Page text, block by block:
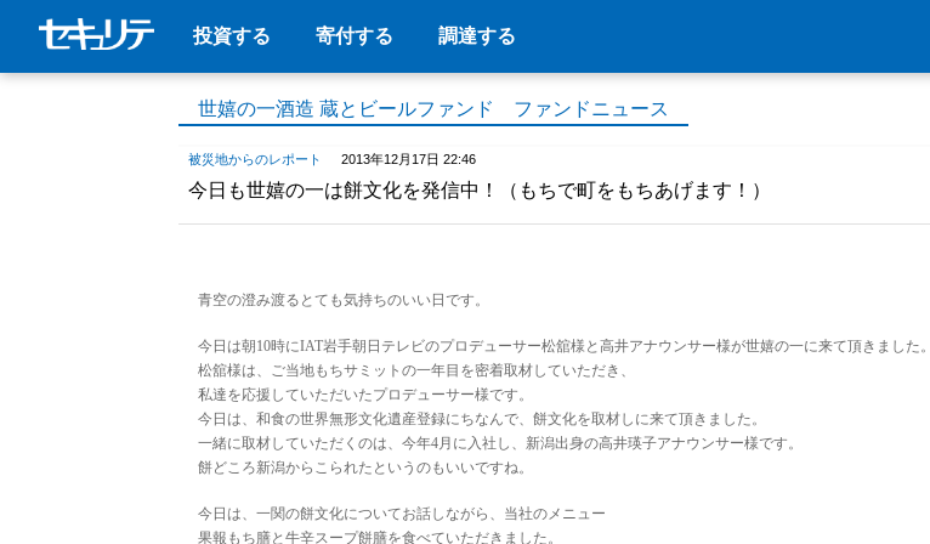
投資する 寄付する 調達する
世嬉の一酒造 蔵とビールファンド ファンドニュース
被災地からのレポート 2013年12月17日 22:46
今日も世嬉の一は餅文化を発信中！（もちで町をもちあげます！）
青空の澄み渡るとても気持ちのいい日です。
今日は朝10時にIAT岩手朝日テレビのプロデューサー松舘様と高井アナウンサー様が世嬉の一に来て頂きました。
松舘様は、ご当地もちサミットの一年目を密着取材していただき、
私達を応援していただいたプロデューサー様です。
今日は、和食の世界無形文化遺産登録にちなんで、餅文化を取材しに来て頂きました。
一緒に取材していただくのは、今年4月に入社し、新潟出身の高井瑛子アナウンサー様です。
餅どころ新潟からこられたというのもいいですね。
今日は、一関の餅文化についてお話しながら、当社のメニュー
果報もち膳と牛辛スープ餅膳を食べていただきました。